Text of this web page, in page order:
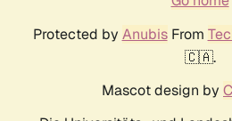
Protected by AnubisFrom
🇨🇦.
Mascot design by